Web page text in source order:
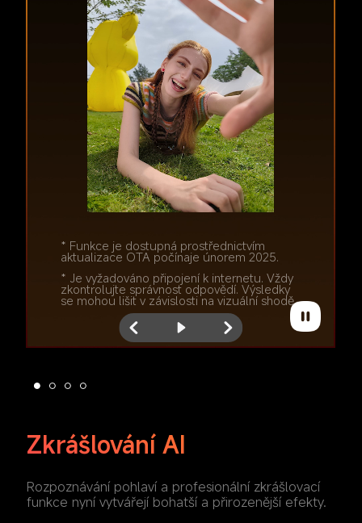
* Funkce je dostupná prostřednictvím
aktualizace OTA počínaje únorem 2025.
* Je vyžadováno připojení k internetu. Vždy
zkontrolujte správnost odpovědí. Výsledky
se mohou lišit v závislosti na vizuální shodě.
* Funkce je dostupná prostřednictvím
aktualizace OTA počínaje únorem 2025.
* Je vyžadováno připojení k internetu. Vždy
zkontrolujte správnost odpovědí. Výsledky
se mohou lišit v závislosti na vizuální shodě.
Zkrášlování AI
Rozpoznávání pohlaví a profesionální zkrášlovací
funkce nyní vytvářejí bohatší a přirozenější efekty.